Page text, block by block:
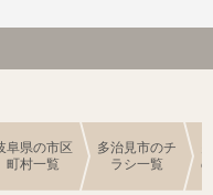
阜県の市区
町村一覧
多治見市のチ
ラシ一覧